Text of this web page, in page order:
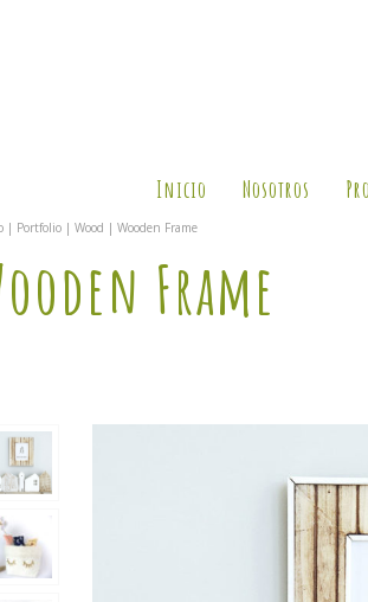
Inicio Nosotros
| Portfolio | Wood | Wooden Frame
Frame